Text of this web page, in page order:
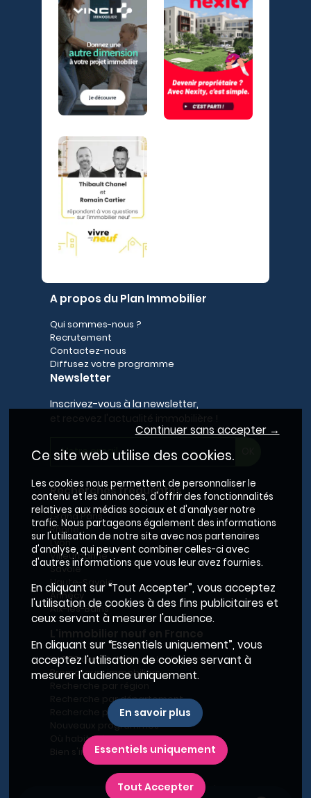
A propos du Plan Immobilier
Qui sommes-nous ?
Recrutement
Contactez-nous
Diffusez votre programme
Newsletter
Inscrivez-vous à la newsletter,
Recherches fréquentes
Grand Paris
Rhône
Lyon
Villeurbanne
Savoie
Haute-Savoie
Annecy
Aix-les-Bains
Le BRS dans la Métropole de Lyon
Promoteurs immobiliers
Recherche par département
Recherche par ville
Nouveaux programmes
Où habiter à Marseille ?
Bien s'installer
-
Conditions générales d’utilisation
Continuer sans accepter →
Ce site web utilise des cookies.
Les cookies nous permettent de personnaliser le
contenu et les annonces, d'offrir des fonctionnalités
relatives aux médias sociaux et d'analyser notre
trafic. Nous partageons également des informations
sur l'utilisation de notre site avec nos partenaires
d'analyse, qui peuvent combiner celles-ci avec
d'autres informations que vous leur avez fournies.
En cliquant sur “Tout Accepter”, vous acceptez
l'utilisation de cookies à des fins publicitaires et
ceux servant à mesurer l'audience.
En cliquant sur “Essentiels uniquement”, vous
acceptez l'utilisation de cookies servant à
mesurer l'audience uniquement.
En savoir plus
Essentiels uniquement
Tout Accepter